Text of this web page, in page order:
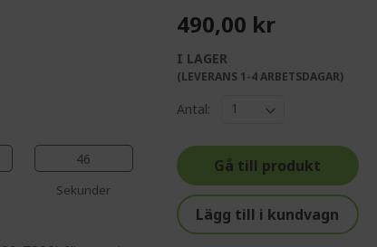
45
Sekunder
490,00 kr
I LAGER
(LEVERANS 1-4 ARBETSDAGAR)
Antal:
Gå till produkt
Lägg till i kundvagn